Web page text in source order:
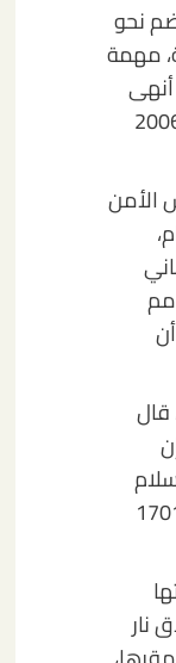
نحو
50 جنسية، مهمة
33 يوما في عام 2006
الأمن
تنتهك القرار 1701
نار